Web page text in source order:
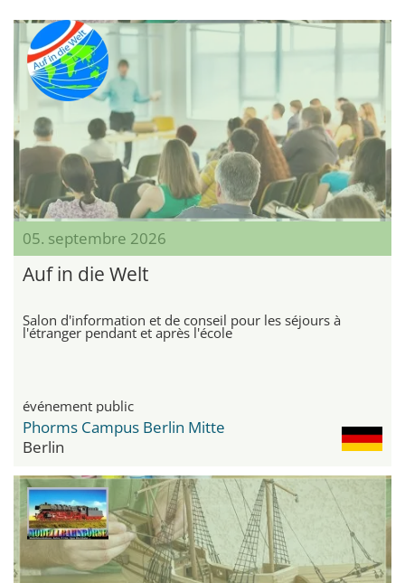
05. septembre 2026
Auf in die Welt
Salon d'information et de conseil pour les séjours à
l'étranger pendant et après l'école
événement public
Phorms Campus Berlin Mitte
Berlin